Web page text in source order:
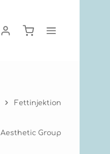
Warenkorb enthält
Fettinjektion
Aesthetic Group